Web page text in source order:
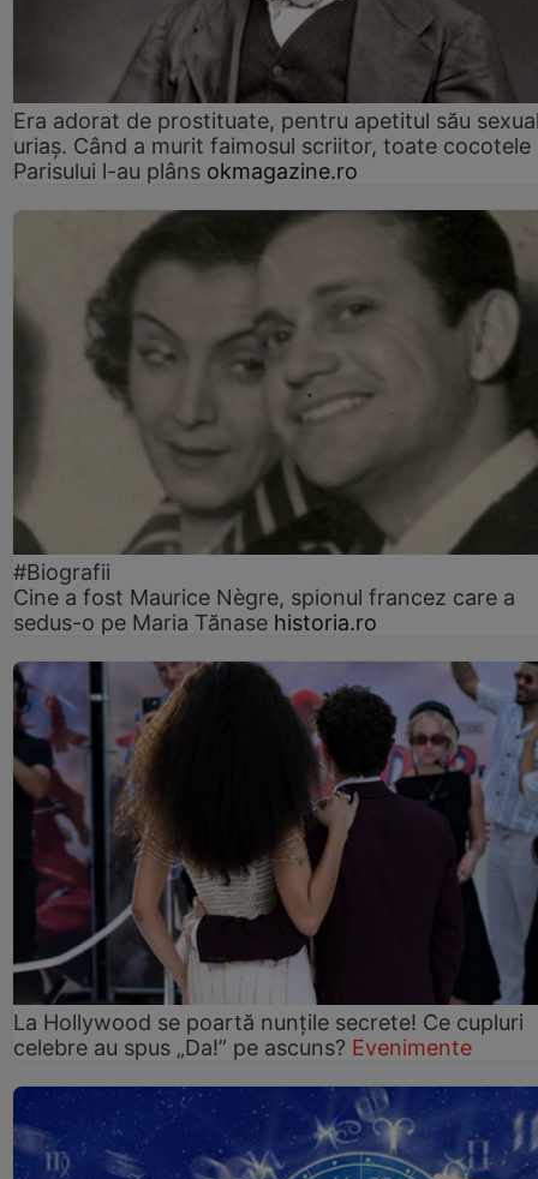
Era adorat de prostituate, pentru apetitul său
uriaș. Când a murit faimosul scriitor, toate cocotele
Parisului l-au plâns okmagazine.ro
#Biografii
Cine a fost Maurice Nègre, spionul francez care a
sedus-o pe Maria Tănase historia.ro
La Hollywood se poartă nunțile secrete! Ce cupluri
celebre au spus „Da!” pe ascuns? Evenimente